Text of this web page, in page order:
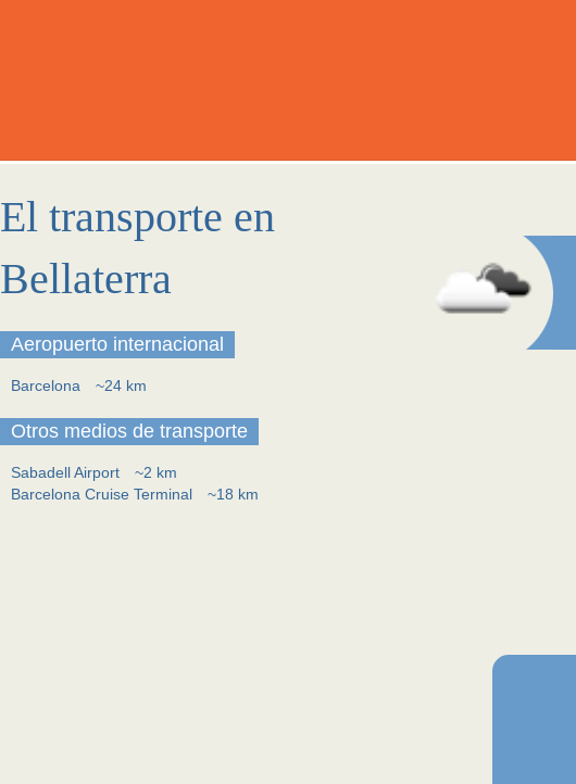
El transporte en
Bellaterra
Aeropuerto internacional
Barcelona ~24 km
Otros medios de transporte
Sabadell Airport
~2 km
Barcelona Cruise Terminal
~18 km